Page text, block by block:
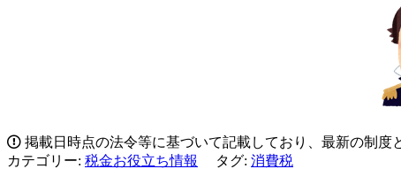
掲載日時点の法令等に基づいて記載しており、最新の制度
カテゴリー: 税金お役立ち情報 タグ: 消費税